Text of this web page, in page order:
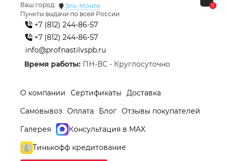
Ваш город:
Эль-Монте
Пункты выдачи по всей России
+7 (812) 244-86-57
+7 (812) 244-86-57
info@profnastilvspb.ru
Время работы: ПН-ВС - Круглосуточно
0
О компании Сертификаты
Доставка
Самовывоз Оплата Блог Отзывы покупателей
Галерея
Консультация в MAX
Тинькофф кредитование